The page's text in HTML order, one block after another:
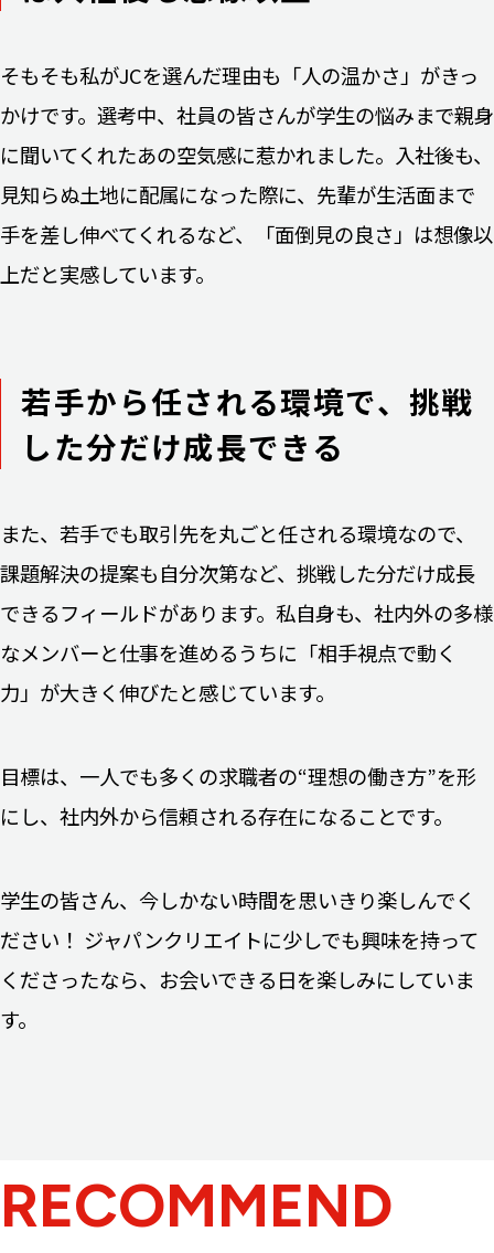
そもそも私がJCを選んだ理由も「人の温かさ」がきっ
かけです。選考中、社員の皆さんが学生の悩みまで親身
に聞いてくれたあの空気感に惹かれました。入社後も、
見知らぬ土地に配属になった際に、先輩が生活面まで
手を差し伸べてくれるなど、「面倒見の良さ」は想像以
上だと実感しています。
若手から任される環境で、挑戦
した分だけ成長できる
また、若手でも取引先を丸ごと任される環境なので、
課題解決の提案も自分次第など、挑戦した分だけ成長
できるフィールドがあります。私自身も、社内外の多様
なメンバーと仕事を進めるうちに「相手視点で動く
力」が大きく伸びたと感じています。
目標は、一人でも多くの求職者の“理想の働き方”を形
にし、社内外から信頼される存在になることです。
学生の皆さん、今しかない時間を思いきり楽しんでく
ださい！ ジャパンクリエイトに少しでも興味を持って
くださったなら、お会いできる日を楽しみにしていま
す。
RECOMMEND